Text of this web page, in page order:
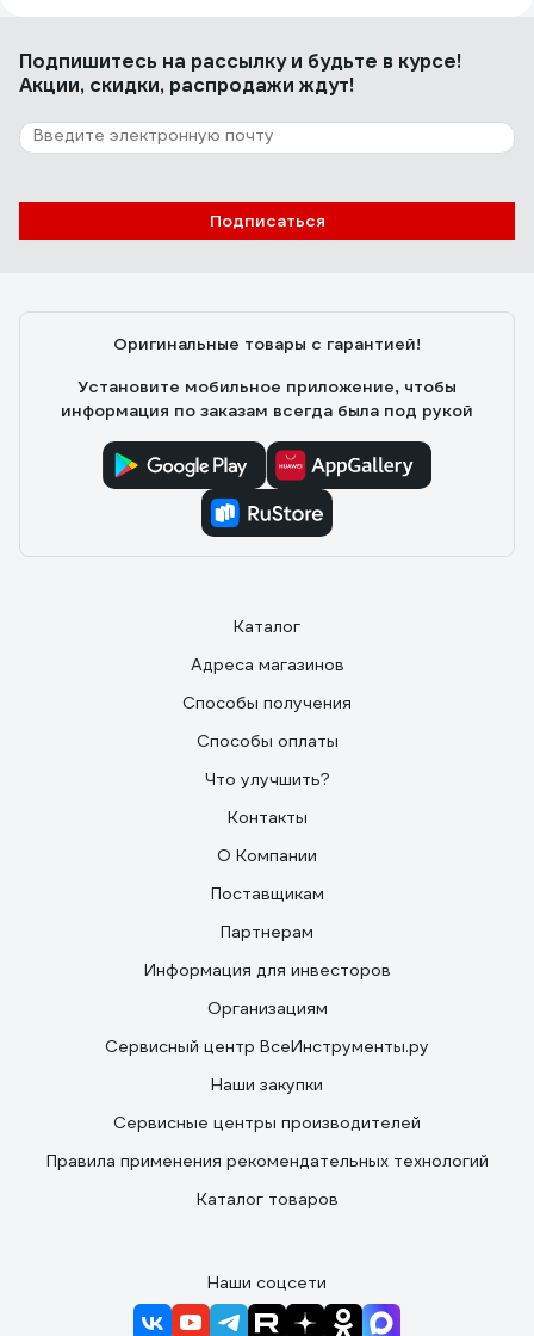
Удобный в катание
12 отзывов
Отзыв о NOVATRACK 110A.PSYCHO.BVT21
Подпишитесь на рассылкуи будьте в курсе!
Акции, скидки, распродажи ждут!
Подписаться
Оригинальные товары с гарантией!
Установите мобильное приложение, чтобы
информация по заказам всегда была под рукой
Каталог
Адреса магазинов
Способы получения
Способы оплаты
Что улучшить?
Контакты
О Компании
Поставщикам
Партнерам
Информация для инвесторов
Организациям
Сервисный центр ВсеИнструменты.ру
Наши закупки
Сервисные центры производителей
Правила применения рекомендательных технологий
Каталог товаров
Наши соцсети